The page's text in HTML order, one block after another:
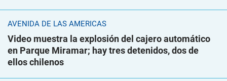
AVENIDA DE LAS AMÉRICAS
Video muestra la explosión del cajero automático
en Parque Miramar; hay tres detenidos, dos de
ellos chilenos